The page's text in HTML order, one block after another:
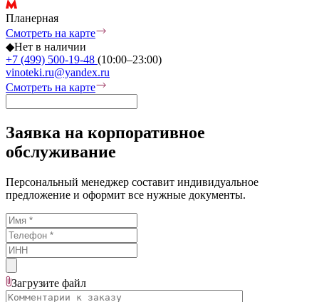
Планерная
Смотреть на карте
◆Нет в наличии
+7 (499) 500-19-48 (10:00–23:00)
vinoteki.ru@yandex.ru
Смотреть на карте
Заявка на корпоративное
обслуживание
Персональный менеджер составит индивидуальное
предложение и оформит все нужные документы.
Загрузите файл